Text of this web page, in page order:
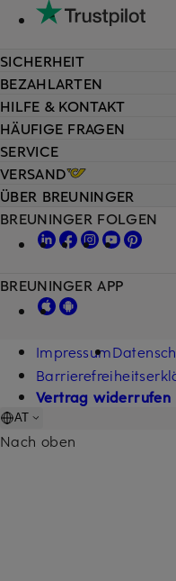
HILFE & KONTAKT
HÄUFIGE FRAGEN
SERVICE
VERSAND
SICHERHEIT
BEZAHLARTEN
ÜBER BREUNINGER
BREUNINGER FOLGEN
BREUNINGER APP
Impressum
Vertrag widerrufen
AT
Nach oben